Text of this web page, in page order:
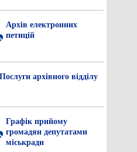
Архів електронних
петицій
Послуги архівного відділу
Графік прийому
громадян депутатами
міськради